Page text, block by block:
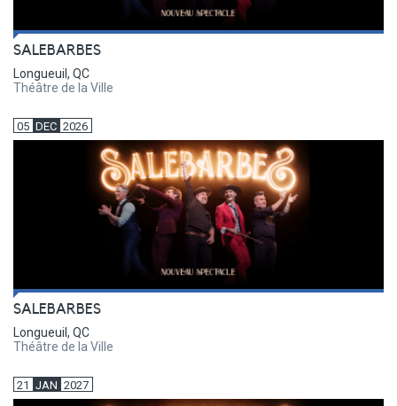
SALEBARBES
Longueuil, QC
Théâtre de la Ville
05 DEC 2026
SALEBARBES
Longueuil, QC
Théâtre de la Ville
21 JAN 2027